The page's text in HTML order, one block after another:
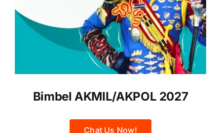
Bimbel AKMIL/AKPOL 2027
Chat Us Now!